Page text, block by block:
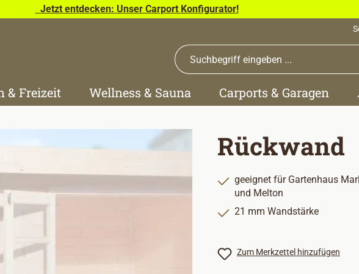
Jetzt entdecken: Unser Carport Konfigurator!
& Freizeit Wellness & Sauna Carports & Garagen
Rückwand
geeignet für Gartenhaus
und Melton
21 mm Wandstärke
Zum Merkzettel hinzufügen